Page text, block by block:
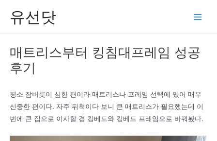
유선닷
매트리스부터 킹침대프레임 성공
후기
평소 잠버릇이 심한 편이라 매트리스나 프레임 선택에 있어 매우
신중한 편이다. 자주 뒤척이다 보니 큰 매트리스가 필요했는데 이
번에 큰 집으로 이사할 겸 킹베드와 킹베드 프레임으로 바꿔봤다.